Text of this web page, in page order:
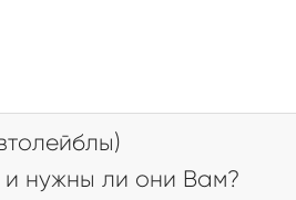
и нужны ли они Вам?